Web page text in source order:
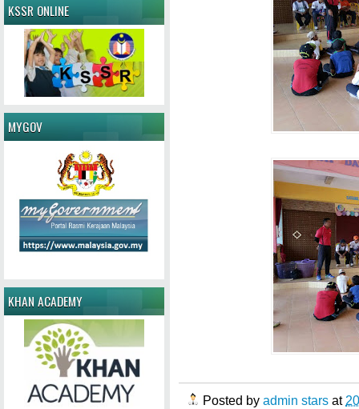
Posted by admin stars at
KSSR ONLINE
MYGOV
KHAN ACADEMY